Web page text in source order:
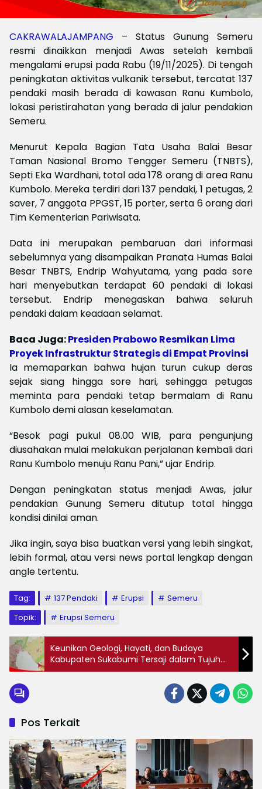
CAKRAWALAJAMPANG – Status Gunung Semeru
resmi dinaikkan menjadi Awas setelah kembali
mengalami erupsi pada Rabu (19/11/2025). Di tengah
peningkatan aktivitas vulkanik tersebut, tercatat 137
pendaki masih berada di kawasan Ranu Kumbolo,
lokasi peristirahatan yang berada di jalur pendakian
Semeru.
Menurut Kepala Bagian Tata Usaha Balai Besar
Taman Nasional Bromo Tengger Semeru (TNBTS),
Septi Eka Wardhani, total ada 178 orang di area Ranu
Kumbolo. Mereka terdiri dari 137 pendaki, 1 petugas, 2
saver, 7 anggota PPGST, 15 porter, serta 6 orang dari
Tim Kementerian Pariwisata.
Data ini merupakan pembaruan dari informasi
sebelumnya yang disampaikan Pranata Humas Balai
Besar TNBTS, Endrip Wahyutama, yang pada sore
hari menyebutkan terdapat 60 pendaki di lokasi
tersebut. Endrip menegaskan bahwa seluruh
pendaki dalam keadaan selamat.
Baca Juga:Presiden Prabowo Resmikan Lima
Proyek Infrastruktur Strategis di Empat Provinsi
Ia memaparkan bahwa hujan turun cukup deras
sejak siang hingga sore hari, sehingga petugas
meminta para pendaki tetap bermalam di Ranu
Kumbolo demi alasan keselamatan.
“Besok pagi pukul 08.00 WIB, para pengunjung
diusahakan mulai melakukan perjalanan kembali dari
Ranu Kumbolo menuju Ranu Pani,” ujar Endrip.
Dengan peningkatan status menjadi Awas, jalur
pendakian Gunung Semeru ditutup total hingga
kondisi dinilai aman.
Jika ingin, saya bisa buatkan versi yang lebih singkat,
lebih formal, atau versi news portal lengkap dengan
angle tertentu.
Tag: 137 Pendaki Erupsi
Semeru
Topik:
Erupsi Semeru
Keunikan Geologi, Hayati, dan Budaya
Kabupaten Sukabumi Tersaji dalam Tujuh
Jalur Geowisata
Pos Terkait